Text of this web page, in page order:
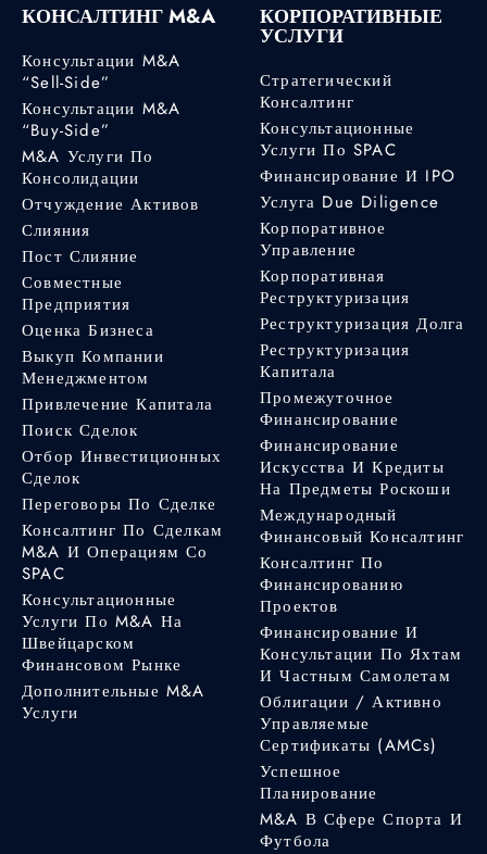
КОНСАЛТИНГ M&A
Консультации M&A
“Sell-Side”
Консультации M&A
“Buy-Side”
M&A Услуги По
Консолидации
Отчуждение Активов
Слияния
Пост Слияние
Совместные
Предприятия
Оценка Бизнеса
Выкуп Компании
Менеджментом
Привлечение Капитала
Поиск Сделок
Отбор Инвестиционных
Сделок
Переговоры По Сделке
Консалтинг По Сделкам
M&A И Операциям Со
SPAC
Консультационные
Услуги По M&A На
Швейцарском
Финансовом Рынке
Дополнительные M&A
Услуги
КОРПОРАТИВНЫЕ
УСЛУГИ
Стратегический
Консалтинг
Консультационные
Услуги По SPAC
Финансирование И IPO
Услуга Due Diligence
Корпоративное
Управление
Корпоративная
Реструктуризация
Реструктуризация Долга
Реструктуризация
Капитала
Промежуточное
Финансирование
Финансирование
Искусства И Кредиты
На Предметы Роскоши
Международный
Финансовый Консалтинг
Консалтинг По
Финансированию
Проектов
Финансирование И
Консультации По Яхтам
И Частным Самолетам
Облигации / Активно
Управляемые
Сертификаты (AMCs)
Успешное
Планирование
M&A В Сфере Спорта И
Футбола